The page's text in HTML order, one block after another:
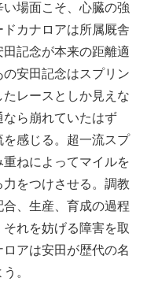
場面こそ、心臓の強
カナロアは所属厩舎
記念が本来の距離適
安田記念はスプリン
レースとしか見えな
ら崩れていたはず
感じる。超一流スプ
ねによってマイルを
をつけさせる。調教
、生産、育成の過程
れを妨げる障害を取
アは安田が歴代の名
。